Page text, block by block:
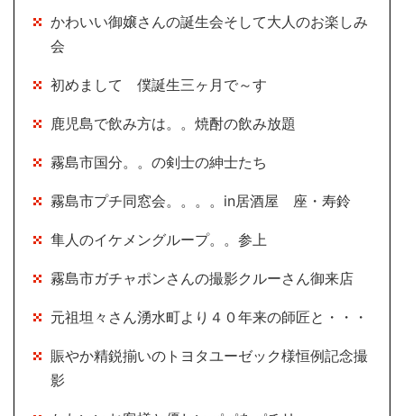
かわいい御嬢さんの誕生会そして大人のお楽しみ
会
初めまして 僕誕生三ヶ月で～す
鹿児島で飲み方は。。焼酎の飲み放題
霧島市国分。。の剣士の紳士たち
霧島市プチ同窓会。。。。in居酒屋 座・寿鈴
隼人のイケメングループ。。参上
霧島市ガチャポンさんの撮影クルーさん御来店
元祖坦々さん湧水町より４０年来の師匠と・・・
賑やか精鋭揃いのトヨタユーゼック様恒例記念撮
影